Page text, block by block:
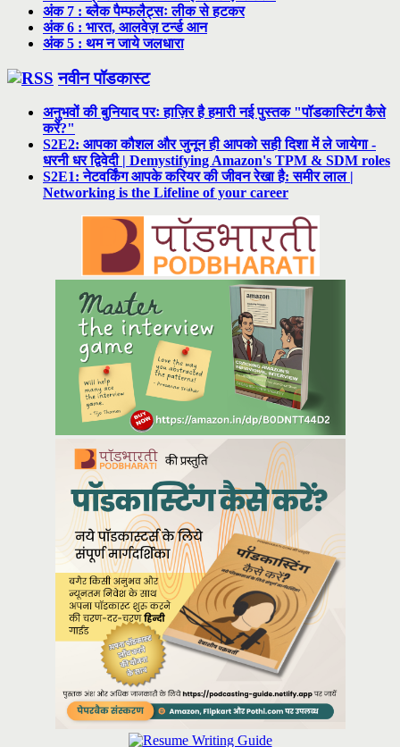
अंक 7 : ब्लैक पैम्फलैट्सः लीक से हटकर
अंक 6 : भारत, आलवेज़ टर्न्ड आन
अंक 5 : थम न जाये जलधारा
नवीन पॉडकास्ट
अनुभवों की बुनियाद परः हाज़िर है हमारी नई पुस्तक "पॉडकास्टिंग कैसे
करें?"
S2E2: आपका कौशल और जुनून ही आपको सही दिशा में ले जायेगा -
धरनी धर द्विवेदी | Demystifying Amazon's TPM & SDM roles
S2E1: नेटवर्किंग आपके करियर की जीवन रेखा है: समीर लाल |
Networking is the Lifeline of your career